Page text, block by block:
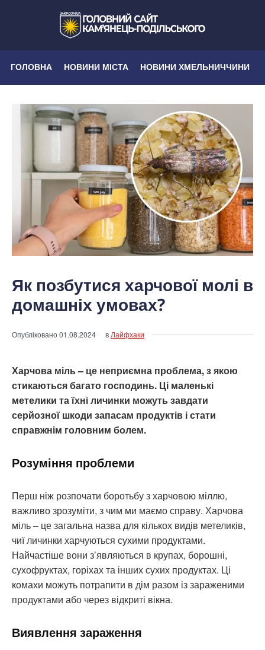
ГОЛОВНА НОВИНИ МІСТА НОВИНИ ХМЕЛЬНИЧЧИНИ
Як позбутися харчової молі в
домашніх умовах?
Опубліковано01.08.2024 в Лайфхаки
Харчова міль – це неприємна проблема, з якою
стикаються багато господинь. Ці маленькі
метелики та їхні личинки можуть завдати
серйозної шкоди запасам продуктів і стати
справжнім головним болем.
Розуміння проблеми
Перш ніж розпочати боротьбу з харчовою міллю,
важливо зрозуміти, з чим ми маємо справу. Харчова
міль – це загальна назва для кількох видів метеликів,
чиї личинки харчуються сухими продуктами.
Найчастіше вони з’являються в крупах, борошні,
сухофруктах, горіхах та інших сухих продуктах. Ці
комахи можуть потрапити в дім разом із зараженими
продуктами або через відкриті вікна.
Виявлення зараження